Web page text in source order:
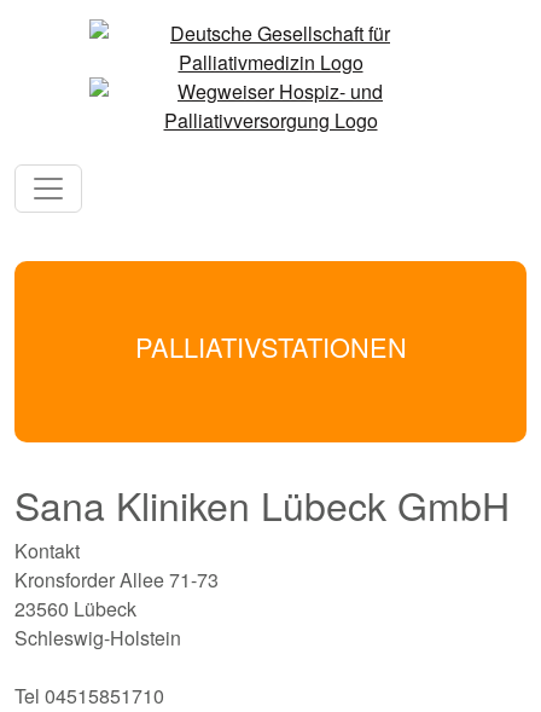
PALLIATIVSTATIONEN
Sana Kliniken Lübeck GmbH
Kontakt
Kronsforder Allee 71-73
23560 Lübeck
Schleswig-Holstein
Tel 04515851710